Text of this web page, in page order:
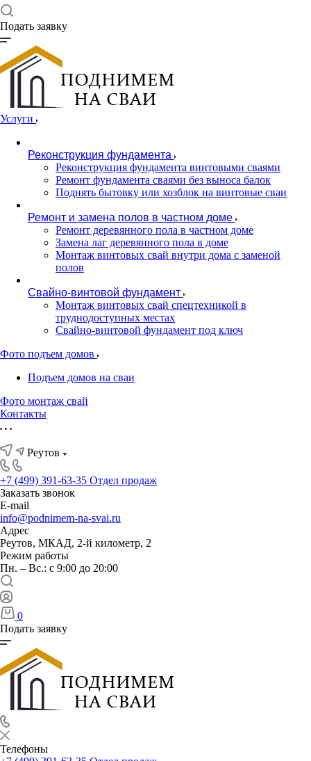
Подать заявку
Услуги
Реконструкция фундамента
Реконструкция фундамента винтовыми сваями
Ремонт фундамента сваями без выноса балок
Поднять бытовку или хозблок на винтовые сваи
Ремонт и замена полов в частном доме
Ремонт деревянного пола в частном доме
Замена лаг деревянного пола в доме
Монтаж винтовых свай внутри дома с заменой
полов
Свайно-винтовой фундамент
Монтаж винтовых свай спецтехникой в
труднодоступных местах
Свайно-винтовой фундамент под ключ
Фото подъем домов
Подъем домов на сваи
Фото монтаж свай
Контакты
Реутов
+7 (499) 391-63-35 Отдел продаж
Заказать звонок
E-mail
info@podnimem-na-svai.ru
Адрес
Реутов, МКАД, 2-й километр, 2
Режим работы
Пн. – Вс.: с 9:00 до 20:00
0
Подать заявку
Телефоны